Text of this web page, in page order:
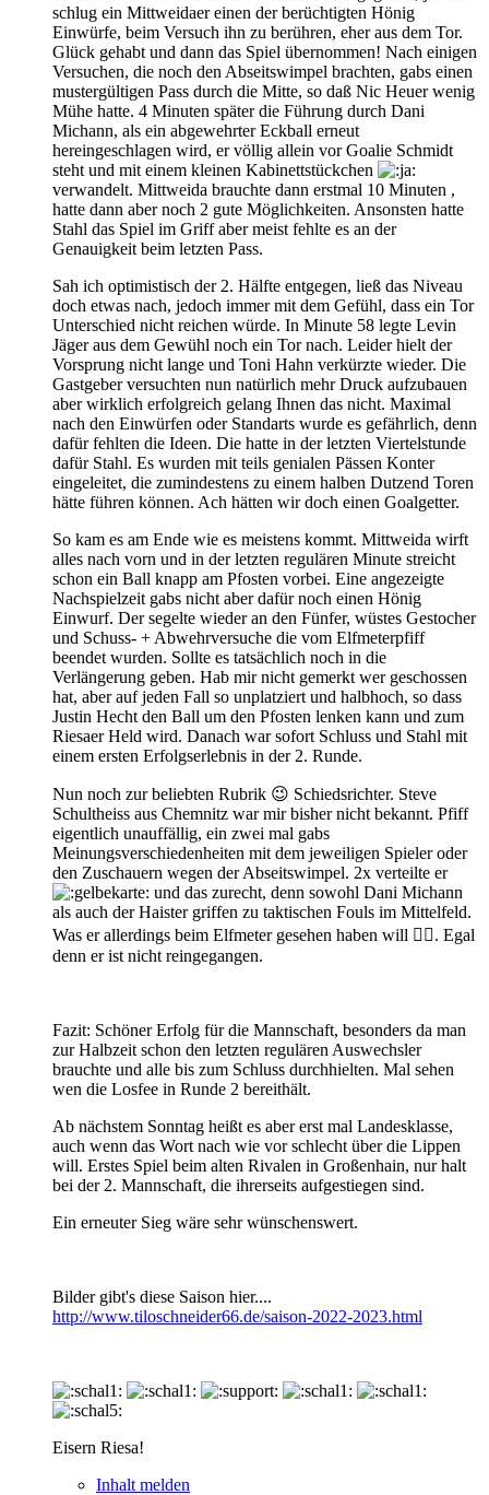
schlug ein Mittweidaer einen der berüchtigten Hönig
Einwürfe, beim Versuch ihn zu berühren, eher aus dem Tor.
Glück gehabt und dann das Spiel übernommen! Nach einigen
Versuchen, die noch den Abseitswimpel brachten, gabs einen
mustergültigen Pass durch die Mitte, so daß Nic Heuer wenig
Mühe hatte. 4 Minuten später die Führung durch Dani
Michann, als ein abgewehrter Eckball erneut
hereingeschlagen wird, er völlig allein vor Goalie Schmidt
steht und mit einem kleinen Kabinettstückchen
verwandelt. Mittweida brauchte dann erstmal 10 Minuten ,
hatte dann aber noch 2 gute Möglichkeiten. Ansonsten hatte
Stahl das Spiel im Griff aber meist fehlte es an der
Genauigkeit beim letzten Pass.
Sah ich optimistisch der 2. Hälfte entgegen, ließ das Niveau
doch etwas nach, jedoch immer mit dem Gefühl, dass ein Tor
Unterschied nicht reichen würde. In Minute 58 legte Levin
Jäger aus dem Gewühl noch ein Tor nach. Leider hielt der
Vorsprung nicht lange und Toni Hahn verkürzte wieder. Die
Gastgeber versuchten nun natürlich mehr Druck aufzubauen
aber wirklich erfolgreich gelang Ihnen das nicht. Maximal
nach den Einwürfen oder Standarts wurde es gefährlich, denn
dafür fehlten die Ideen. Die hatte in der letzten Viertelstunde
dafür Stahl. Es wurden mit teils genialen Pässen Konter
eingeleitet, die zumindestens zu einem halben Dutzend Toren
hätte führen können. Ach hätten wir doch einen Goalgetter.
So kam es am Ende wie es meistens kommt. Mittweida wirft
alles nach vorn und in der letzten regulären Minute streicht
schon ein Ball knapp am Pfosten vorbei. Eine angezeigte
Nachspielzeit gabs nicht aber dafür noch einen Hönig
Einwurf. Der segelte wieder an den Fünfer, wüstes Gestocher
und Schuss- + Abwehrversuche die vom Elfmeterpfiff
beendet wurden. Sollte es tatsächlich noch in die
Verlängerung geben. Hab mir nicht gemerkt wer geschossen
hat, aber auf jeden Fall so unplatziert und halbhoch, so dass
Justin Hecht den Ball um den Pfosten lenken kann und zum
Riesaer Held wird. Danach war sofort Schluss und Stahl mit
einem ersten Erfolgserlebnis in der 2. Runde.
Nun noch zur beliebten Rubrik 😉 Schiedsrichter. Steve
Schultheiss aus Chemnitz war mir bisher nicht bekannt. Pfiff
eigentlich unauffällig, ein zwei mal gabs
Meinungsverschiedenheiten mit dem jeweiligen Spieler oder
den Zuschauern wegen der Abseitswimpel. 2x verteilte er
und das zurecht, denn sowohl Dani Michann
als auch der Haister griffen zu taktischen Fouls im Mittelfeld.
Was er allerdings beim Elfmeter gesehen haben will 🤷‍♂️. Egal
denn er ist nicht reingegangen.
Fazit: Schöner Erfolg für die Mannschaft, besonders da man
zur Halbzeit schon den letzten regulären Auswechsler
brauchte und alle bis zum Schluss durchhielten. Mal sehen
wen die Losfee in Runde 2 bereithält.
Ab nächstem Sonntag heißt es aber erst mal Landesklasse,
auch wenn das Wort nach wie vor schlecht über die Lippen
will. Erstes Spiel beim alten Rivalen in Großenhain, nur halt
bei der 2. Mannschaft, die ihrerseits aufgestiegen sind.
Ein erneuter Sieg wäre sehr wünschenswert.
Bilder gibt's diese Saison hier....
http://www.tiloschneider66.de/saison-2022-2023.html
Eisern Riesa!
Inhalt melden